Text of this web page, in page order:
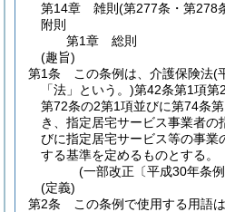
第14章
雑則 (第277条・第278
附則
第1章
総則
(趣旨)
第1条
この条例は、介護保険法(
「法」という。)第42条第1項第
第72条の2第1項並びに第74条
き、指定居宅サービス事業者の
びに指定居宅サービス等の事業
する基準を定めるものとする。
(一部改正〔平成30年条
(定義)
第2条
この条例で使用する用語